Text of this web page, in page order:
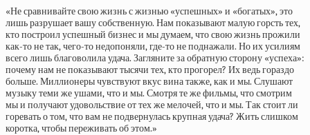
«Не сравнивайте свою жизнь с жизнью «успешных» и «богатых», это
лишь разрушает вашу собственную. Нам показывают малую горсть тех,
кто построил успешный бизнес и мы думаем, что свою жизнь прожили
как-то не так, чего-то недопоняли, где-то не поднажали. Но их усилиям
всего лишь благоволила удача. Загляните за обратную сторону «успеха»:
почему нам не показывают тысячи тех, кто прогорел? Их ведь гораздо
больше. Миллионеры чувствуют вкус вина также, как и мы. Слушают
музыку теми же ушами, что и мы. Смотря те же фильмы, что смотрим
мы и получают удовольствие от тех же мелочей, что и мы. Так стоит ли
горевать о том, что вам не подвернулась крупная удача? Жить слишком
коротка, чтобы переживать об этом.»